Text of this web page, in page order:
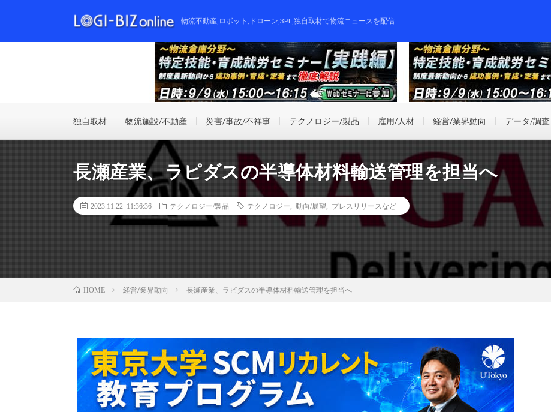
物流不動産,ロボット,ドローン,3PL,独自取材で物流ニュースを配信
独自取材 物流施設/不動産 災害/事故/不祥事 テクノロジー/製品 雇用/人材 経営/業界動向 データ/調査
長瀬産業、ラピダスの半導体材料輸送管理を担当へ
2023.11.22 11:36:36 テクノロジー/製品 テクノロジー 動向/展望 プレスリリースなど
HOME 経営/業界動向 長瀬産業、ラピダスの半導体材料輸送管理を担当へ